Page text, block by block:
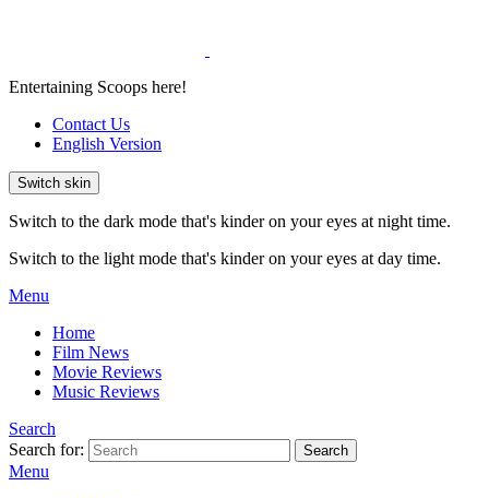
Entertaining Scoops here!
Contact Us
English Version
Switch skin
Switch to the dark mode that's kinder on your eyes at night time.
Switch to the light mode that's kinder on your eyes at day time.
Menu
Home
Film News
Movie Reviews
Music Reviews
Search
Search for:
Search
Menu